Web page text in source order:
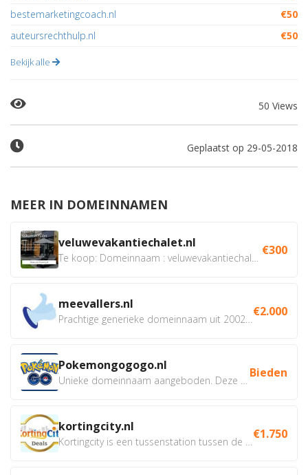
bestemarketingcoach.nl
€50
auteursrechthulp.nl
€50
Bekijk alle
50 Views
Geplaatst op 29-05-2018
MEER IN DOMEINNAMEN
veluwevakantiechalet.nl €300
meevallers.nl €2.000
Pokemongogogo.nl Bieden
kortingcity.nl €1.750